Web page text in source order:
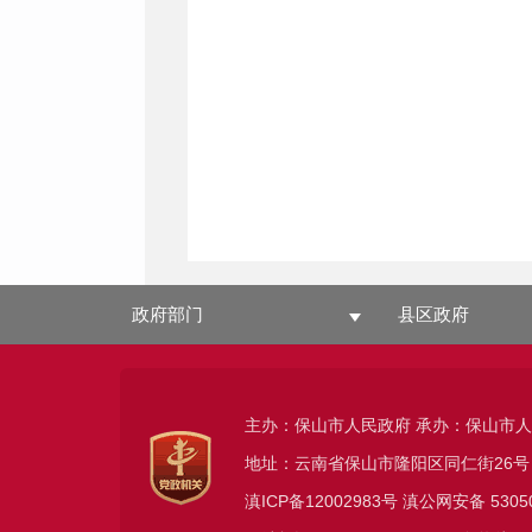
政府部门 县区政府
主办：保山市人民政府 承办：保山市
地址：云南省保山市隆阳区同仁街26号
滇ICP备12002983号滇公网安备